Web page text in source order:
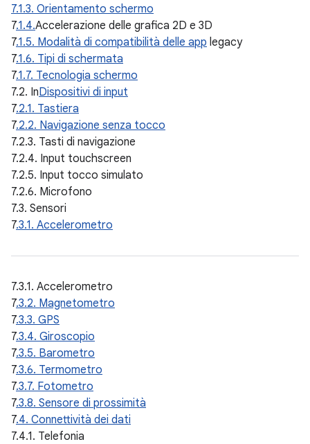
7.1.3. Orientamento schermo
7.1.4.Accelerazione delle grafica 2D e 3D
7.1.5. Modalità di compatibilità delle app legacy
7.1.6. Tipi di schermata
7.1.7. Tecnologia schermo
7.2. InDispositivi di input
7.2.1. Tastiera
7.2.2. Navigazione senza tocco
7.2.3. Tasti di navigazione
7.2.4. Input touchscreen
7.2.5. Input tocco simulato
7.2.6. Microfono
7.3. Sensori
7.3.1. Accelerometro
7.3.1. Accelerometro
7.3.2. Magnetometro
7.3.3. GPS
7.3.4. Giroscopio
7.3.5. Barometro
7.3.6. Termometro
7.3.7. Fotometro
7.3.8. Sensore di prossimità
7.4. Connettività dei dati
7.4.1. Telefonia